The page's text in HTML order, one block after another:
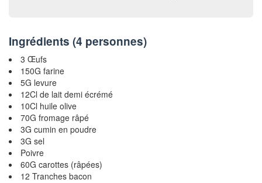
Ingrédients (4 personnes)
3 Œufs
150G farine
5G levure
12Cl de lait demi écrémé
10Cl huile olive
70G fromage râpé
3G cumin en poudre
3G sel
Poivre
60G carottes (râpées)
12 Tranches bacon